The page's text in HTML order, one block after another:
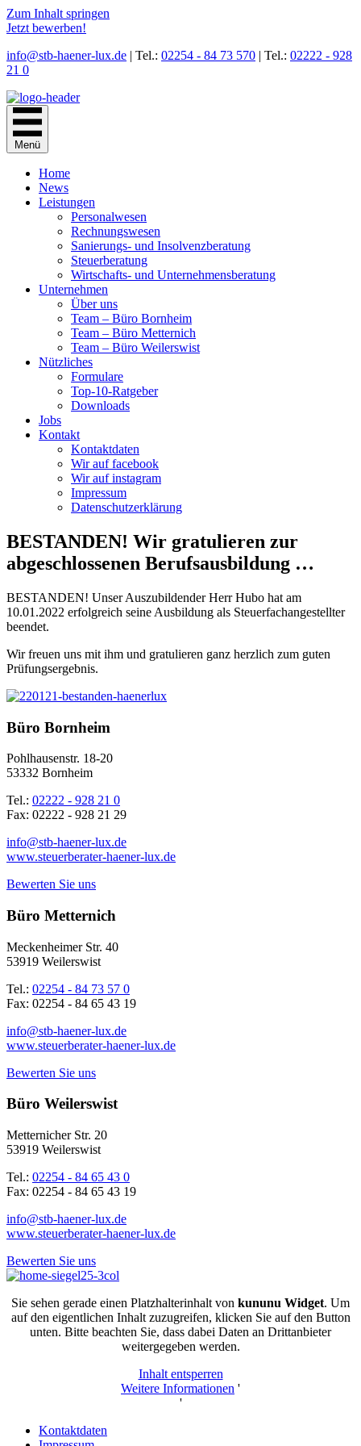
Zum Inhalt springen
Jetzt bewerben!
info@stb-haener-lux.de | Tel.: 02254 - 84 73 570 | Tel.: 02222 - 928
21 0
Menü
Home
News
Leistungen
Personal­wesen
Rechnungs­wesen
Sanierungs- und Insolvenz­beratung
Steuer­beratung
Wirtschafts- und Unternehmens­beratung
Unternehmen
Über uns
Team – Büro Bornheim
Team – Büro Metternich
Team – Büro Weilerswist
Nützliches
Formulare
Top-10-Ratgeber
Downloads
Jobs
Kontakt
Kontaktdaten
Wir auf facebook
Wir auf instagram
Impressum
Datenschutz­erklärung
BESTANDEN! Wir gratulieren zur
abgeschlossenen Berufsausbildung …
BESTANDEN! Unser Auszubildender Herr Hubo hat am
10.01.2022 erfolgreich seine Ausbildung als Steuerfachangestellter
beendet.
Wir freuen uns mit ihm und gratulieren ganz herzlich zum guten
Prüfungsergebnis.
Büro Bornheim
Pohlhausenstr. 18-20
53332 Bornheim
Tel.: 02222 - 928 21 0
Fax: 02222 - 928 21 29
info@stb-haener-lux.de
www.steuerberater-haener-lux.de
Bewerten Sie uns
Büro Metternich
Meckenheimer Str. 40
53919 Weilerswist
Tel.: 02254 - 84 73 57 0
Fax: 02254 - 84 65 43 19
info@stb-haener-lux.de
www.steuerberater-haener-lux.de
Bewerten Sie uns
Büro Weilerswist
Metternicher Str. 20
53919 Weilerswist
Tel.: 02254 - 84 65 43 0
Fax: 02254 - 84 65 43 19
info@stb-haener-lux.de
www.steuerberater-haener-lux.de
Bewerten Sie uns
Sie sehen gerade einen Platzhalterinhalt von kununu Widget. Um
auf den eigentlichen Inhalt zuzugreifen, klicken Sie auf den Button
unten. Bitte beachten Sie, dass dabei Daten an Drittanbieter
weitergegeben werden.
Inhalt entsperren
Weitere Informationen '
'
Kontaktdaten